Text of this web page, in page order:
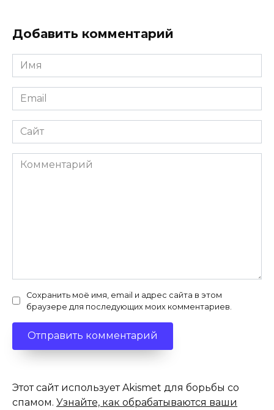
Добавить комментарий
Имя
*
Email
*
Сайт
Комментарий
Сохранить моё имя, email и адрес сайта в этом
браузере для последующих моих комментариев.
Этот сайт использует Akismet для борьбы со
спамом. Узнайте, как обрабатываются ваши